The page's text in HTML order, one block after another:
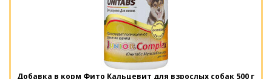
Добавка в корм Фито Кальцевит для взрослых собак 500 г